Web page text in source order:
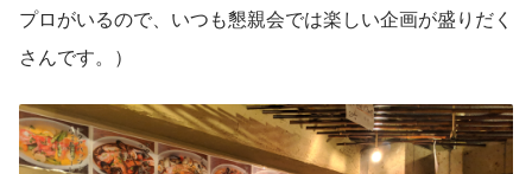
プロがいるので、いつも懇親会では楽しい企画が盛りだく
さんです。）